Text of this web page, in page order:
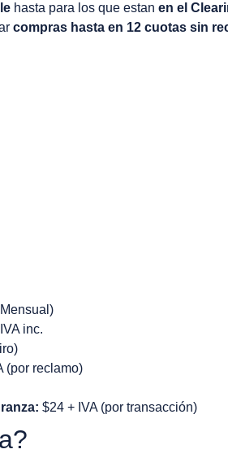
hasta para los que estan en el
compras hasta en 12 cuotas sin
inc.
(por reclamo)
$24 + IVA (por transacción)